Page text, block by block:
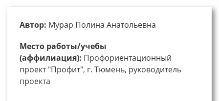
Автор: Мурар Полина Анатольевна
Место работы/учебы
(аффилиация): Профориентационный
проект "Профит", г. Тюмень, руководитель
проекта